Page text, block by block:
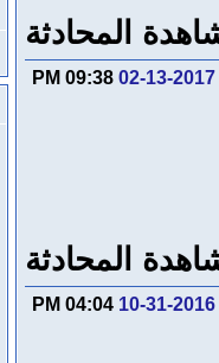
المحادثة
02-13-2017
09:38 PM
المحادثة
10-31-2016
04:04 PM